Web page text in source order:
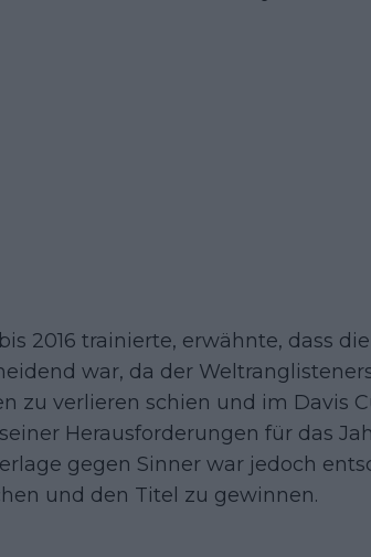
2016 trainierte, erwähnte, dass
war, da der
zu verlieren schien und im Davis
Herausforderungen für das
gegen Sinner war jedoch
und den Titel zu gewinnen.